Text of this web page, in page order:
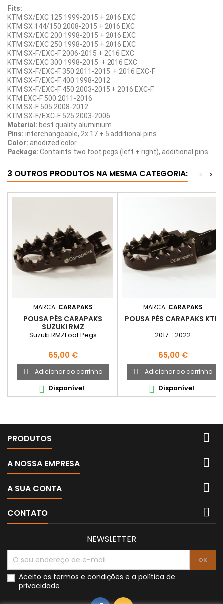
Fits:
KTM SX/EXC 125 1999-2015 + 2016 EXC
KTM SX 144/150 2008-2015 + 2016 EXC
KTM SX/EXC 200 1998-2015 + 2016 EXC
KTM SX/EXC 250 1998-2015 + 2016 EXC
KTM SX-F/EXC-F 2006-2015 + 2016 EXC
KTM SX/EXC 300 1998-2015 + 2016 EXC
KTM SX-F/EXC-F 350 2011-2015 + 2016 EXC-F
KTM SX-F/EXC-F 400 1998-2012
KTM SX-F/EXC-F 450 2003-2015 + 2016 EXC-F
KTM EXC-F 500 2011-2016
KTM SX-F 505 2008-2012
KTM SX-F/EXC-F 525 2003-2006
Material: best quality aluminium
Pins: interchangeable, 2x 17 + 5 additional pins
Color: anodized color
Package: Containts two foot pegs (left + right), additional pins.
3 OUTROS PRODUTOS NA MESMA CATEGORIA: >
<
MARCA: CARAPAKS
POUSA PÉS CARAPAKS
SUZUKI RMZ
Suzuki RMZFoot Pegs
Preço
65,00 €
 Adicionar ao carrinho
 Disponível
MARCA: CARAPAKS
POUSA PÉS CARAPAKS KTM
2017 - 2022
Preço
65,00 €
 Adicionar ao carrinho
 Disponível
PRODUTOS 
A NOSSA EMPRESA 
A SUA CONTA 
CONTATO 
NEWSLETTER
Aceito os termos e condições e a política de
privacidade